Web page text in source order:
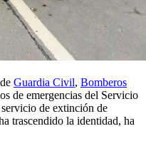
Guardia Civil, Bomberos
de emergencias del Servicio
de extinción de
trascendido la identidad, ha